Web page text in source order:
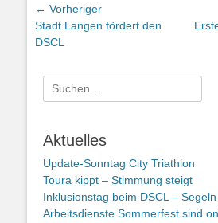
Beitragsnavigation
← Vorheriger
Vorheriger
Beitrag:
Stadt Langen fördert den
DSCL
Suchen
nach:
Aktuelles
Update-Sonntag City Triathlon
Toura kippt – Stimmung steigt
Inklusionstag beim DSCL –
Arbeitsdienste Sommerfest sind